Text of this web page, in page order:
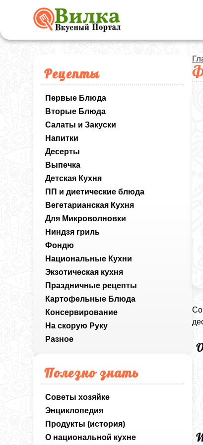
Рецепты
Первые Блюда
Вторые Блюда
Салаты и Закуски
Напитки
Десерты
Выпечка
Детская Кухня
ПП и диетические блюда
Вегетарианская Кухня
Для Микроволновки
Ниндзя гриль
Фондю
Национальные Кухни
Экзотическая кухня
Праздничные рецепты
Картофельные Блюда
Консервирование
На скорую Руку
Разное
Полезно знать
Советы хозяйке
Энциклопедия
Продукты (история)
О национальной кухне